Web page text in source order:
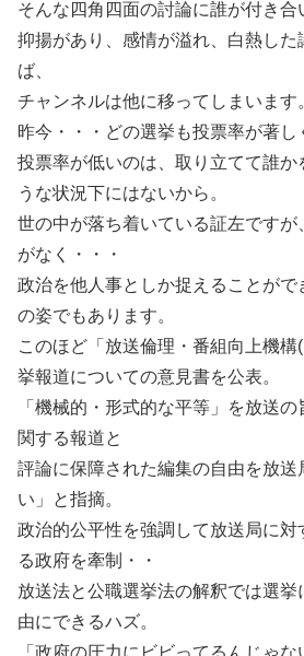
そんな四角四面の討論に誰が付き合
抑揚があり、感情が溢れ、白熱し
ば、
チャンネルは他に移ってしまいます
昨今・・・どの選挙も投票率が著し
投票率が低いのは、取り立てて誰か
うな状況下にはないから。
世の中が落ち着いている証左です
がなく・・・
政治を他人事としか捉えることがで
の姿でもあります。
このほど「放送倫理・番組向上機
挙報道についての意見書を公表。
「機械的・形式的な平等」を放送
関する報道と
評論に保障された編集の自由を放送
い」と指摘。
政治的公平性を強調して放送局に対
る政府を牽制・・
放送法と公職選挙法の解釈では選挙
由にできるハズ。
「政府の圧力にビビってるんじゃな